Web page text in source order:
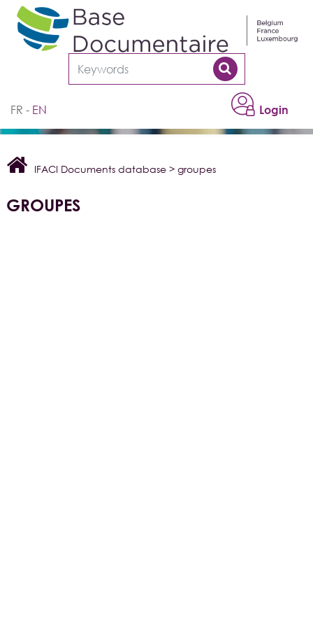
Login
FR EN
IFACI Documents database > groupes
GROUPES
Cookies management panel